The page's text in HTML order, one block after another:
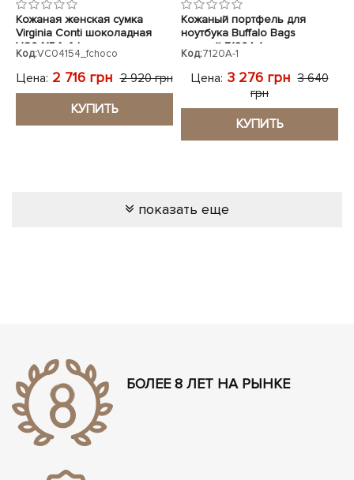
Кожаная женская сумка
Virginia Conti шоколадная
VC04154_fchoco
Код:VC04154_fchoco
Цена: 2 716 грн 2 920 грн
КУПИТЬ
Кожаный портфель для
ноутбука Buffalo Bags
черный 7120A-1
Код:7120A-1
Цена: 3 276 грн 3 640
грн
КУПИТЬ
показать еще
БОЛЕЕ 8 ЛЕТ НА РЫНКЕ